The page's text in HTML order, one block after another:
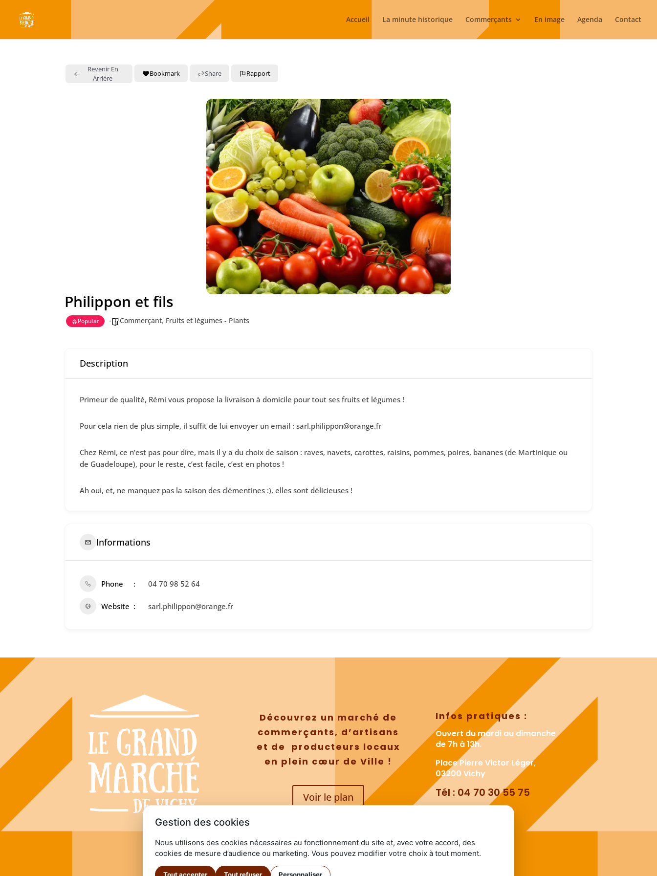
Accueil La minute historique Commerçants En image Agenda Contact
Revenir En
Arrière
Bookmark Share Rapport
Philippon et fils
Popular Commerçant, Fruits et légumes - Plants
Description
Primeur de qualité, Rémi vous propose la livraison à domicile pour tout ses fruits et légumes !
Pour cela rien de plus simple, il suffit de lui envoyer un email : sarl.philippon@orange.fr
Chez Rémi, ce n’est pas pour dire, mais il y a du choix de saison : raves, navets, carottes, raisins, pommes, poires, bananes (de Martinique ou
de Guadeloupe), pour le reste, c’est facile, c’est en photos !
Ah oui, et, ne manquez pas la saison des clémentines :), elles sont délicieuses !
Informations
Phone 04 70 98 52 64
Website sarl.philippon@orange.fr
Découvrez un marché de
commerçants, d’artisans
et de producteurs locaux
en plein cœur de Ville !
Voir le plan
Imaginarium Vichy
Infos pratiques :
Ouvert du mardi au dimanche
de 7h à 13h.
Place Pierre Victor Léger,
03200 Vichy
Tél : 04 70 30 55 75
Gestion des cookies
Nous utilisons des cookies nécessaires au fonctionnement du site et, avec votre accord, des
cookies de mesure d’audience ou marketing. Vous pouvez modifier votre choix à tout moment.